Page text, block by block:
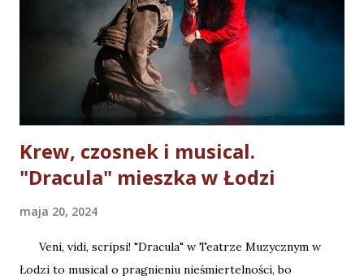
rozmowy dotyczyły nie tylko przygotowań do musicalu, ale
również "krwistych" tematów. Premiera musicalu "Dracula"
w Teatrze Muzycznym w Łodzi już 18 maja. Od 16 maja
przedpremierowe pokazy. Podziękowania za pomoc w
realizacji odcinka dla: Anna Korzo...
Krew, czosnek i musical.
"Dracula" mieszka w Łodzi
maja 20, 2024
Veni, vidi, scripsi! "Dracula" w Teatrze Muzycznym w
Łodzi to musical o pragnieniu nieśmiertelności, bo